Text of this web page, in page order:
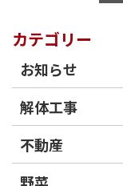
カテゴリー
お知らせ
解体工事
不動産
野菜